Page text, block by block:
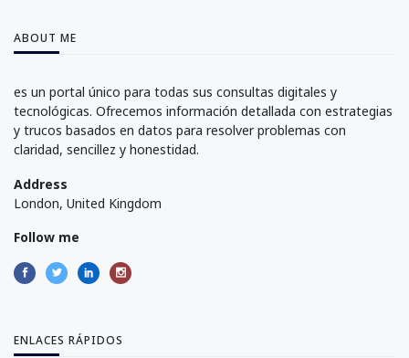
ABOUT ME
es un portal único para todas sus consultas digitales y
tecnológicas. Ofrecemos información detallada con estrategias
y trucos basados en datos para resolver problemas con
claridad, sencillez y honestidad.
Address
London, United Kingdom
Follow me
ENLACES RÁPIDOS